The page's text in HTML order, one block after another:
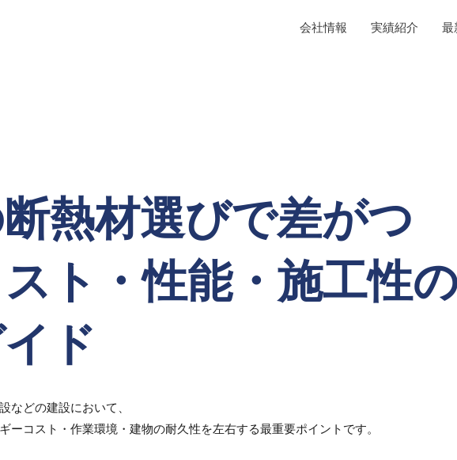
会社情報 実績紹介 最
熱材選びで差がつ
スト・性能・施工性の
ド
などの建設において、
ーコスト・作業環境・建物の耐久性を左右する最重要ポイントです。